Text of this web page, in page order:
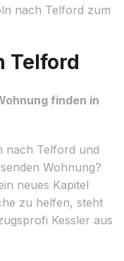
nach Telford zum
Telford
finden in
nach Telford und
Wohnung?
neues Kapitel
zu helfen, steht
Kessler aus